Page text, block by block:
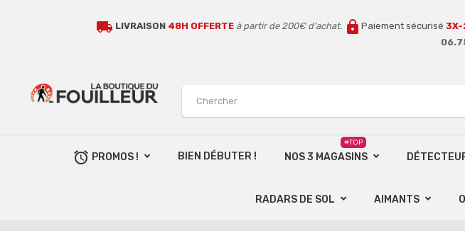
local_shipping LIVRAISON 48H OFFERTE à partir de 200€ d'achat. lock Paiement sécurisé
alarm PROMOS ! BIEN DÉBUTER ! NOS 3 MAGASINS
#TOP
RADARS DE SOL AIMANTS